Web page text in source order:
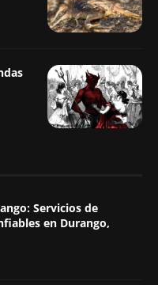
Servicios de
en Durango,